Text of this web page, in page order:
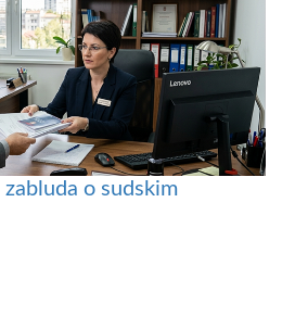
o sudskim